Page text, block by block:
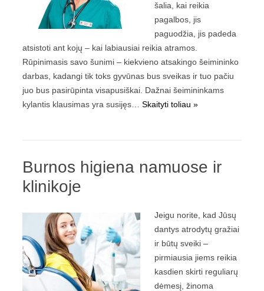
šalia, kai reikia
pagalbos, jis
paguodžia, jis padeda
atsistoti ant kojų – kai labiausiai reikia atramos.
Rūpinimasis savo šunimi – kiekvieno atsakingo šeimininko
darbas, kadangi tik toks gyvūnas bus sveikas ir tuo pačiu
juo bus pasirūpinta visapusiškai. Dažnai šeimininkams
kylantis klausimas yra susijęs… Skaityti toliau »
Burnos higiena namuose ir
klinikoje
Jeigu norite, kad Jūsų
dantys atrodytų gražiai
ir būtų sveiki –
pirmiausia jiems reikia
kasdien skirti reguliarų
dėmesį, žinoma